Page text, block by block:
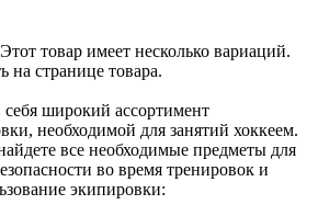
Этот товар имеет несколько вариаций.
странице товара.
себя широкий ассортимент
необходимой для занятий хоккеем.
все необходимые предметы для
во время тренировок и
экипировки: